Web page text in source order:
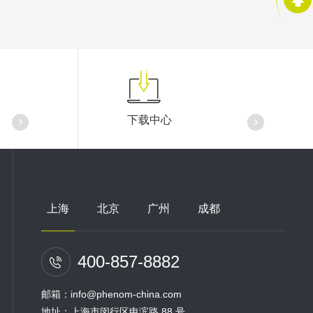
下载中心
上海 北京 广州 成都
400-857-8882
邮箱：info@phenom-china.com